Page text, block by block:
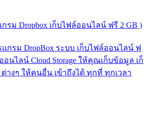
กรม Dropbox เก็บไฟล์ออนไลน์ ฟรี 2 GB )
กรม DropBox ระบบ เก็บไฟล์ออนไลน์ ฟ
อนไลน์ Cloud Storage ให้คุณเก็บข้อมูล เก็
างๆ ให้คนอื่น เข้าถึงได้ ทุกที่ ทุกเวลา